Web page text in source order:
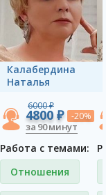
Калабердина
Наталья
6000 ₽
4800 ₽ -20%
за 90 минут
Работа с темами:
Отношения